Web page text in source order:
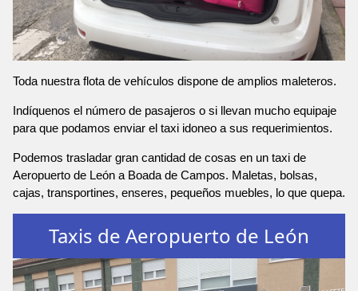
Toda nuestra flota de vehículos dispone de amplios maleteros.
Indíquenos el número de pasajeros o si llevan mucho equipaje
para que podamos enviar el taxi idoneo a sus requerimientos.
Podemos trasladar gran cantidad de cosas en un taxi de
Aeropuerto de León a Boada de Campos. Maletas, bolsas,
cajas, transportines, enseres, pequeños muebles, lo que quepa.
Taxis de Aeropuerto de León